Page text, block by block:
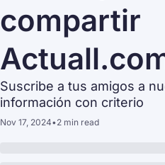
compartir
Suscribe a tus amigos a
información con criterio
Nov 17, 2024•2 min read